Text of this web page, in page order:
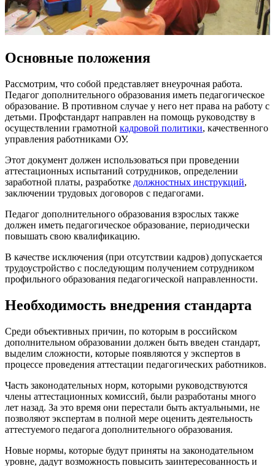
Основные положения
Рассмотрим, что собой представляет внеурочная работа.
Педагог дополнительного образования иметь педагогическое
образование. В противном случае у него нет права на работу с
детьми. Профстандарт направлен на помощь руководству в
осуществлении грамотной кадровой политики, качественного
управления работниками ОУ.
Этот документ должен использоваться при проведении
аттестационных испытаний сотрудников, определении
заработной платы, разработке должностных инструкций,
заключении трудовых договоров с педагогами.
Педагог дополнительного образования взрослых также
должен иметь педагогическое образование, периодически
повышать свою квалификацию.
В качестве исключения (при отсутствии кадров) допускается
трудоустройство с последующим получением сотрудником
профильного образования педагогической направленности.
Необходимость внедрения стандарта
Среди объективных причин, по которым в российском
дополнительном образовании должен быть введен стандарт,
выделим сложности, которые появляются у экспертов в
процессе проведения аттестации педагогических работников.
Часть законодательных норм, которыми руководствуются
члены аттестационных комиссий, были разработаны много
лет назад. За это время они перестали быть актуальными, не
позволяют экспертам в полной мере оценить деятельность
аттестуемого педагога дополнительного образования.
Новые нормы, которые будут приняты на законодательном
уровне, дадут возможность повысить заинтересованность и